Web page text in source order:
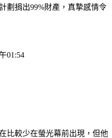
劃捐出99%財產，真摯感情令
01:54
比較少在螢光幕前出現，但他